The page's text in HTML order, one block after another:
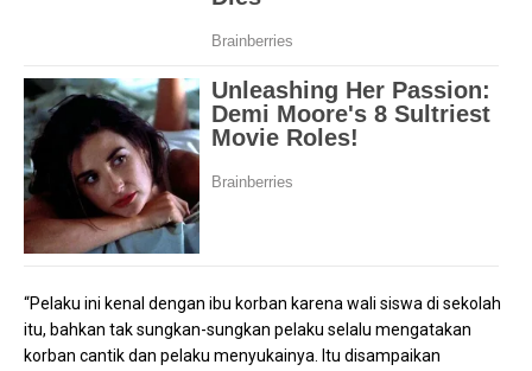
“Pelaku ini kenal dengan ibu korban karena wali siswa di sekolah
itu, bahkan tak sungkan-sungkan pelaku selalu mengatakan
korban cantik dan pelaku menyukainya. Itu disampaikan